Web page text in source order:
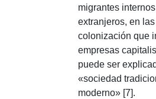
migrantes
extranjeros, en
colonización que
empresas
puede ser
«sociedad
moderno» [7].